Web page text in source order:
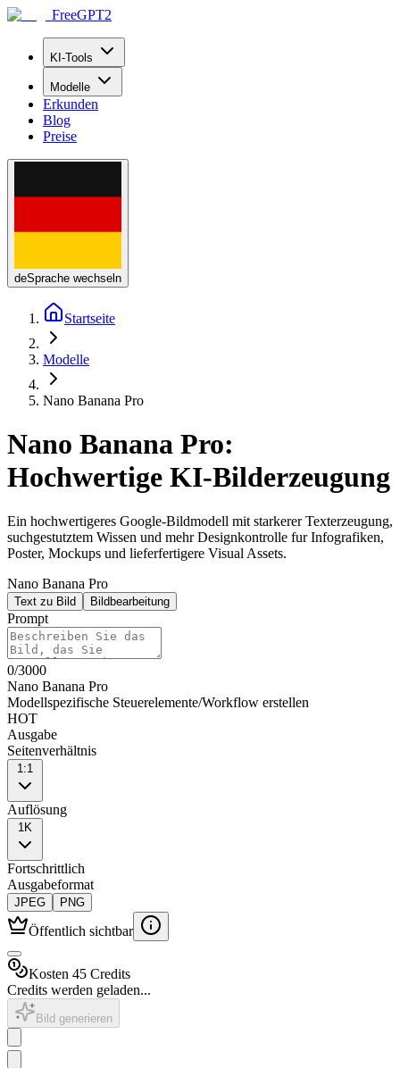
FreeGPT2
KI-Tools
Modelle
Erkunden
Blog
Preise
deSprache wechseln
Startseite
Modelle
Nano Banana Pro
Nano Banana Pro:
Hochwertige KI-Bilderzeugung
Ein hochwertigeres Google-Bildmodell mit starkerer Texterzeugung,
suchgestutztem Wissen und mehr Designkontrolle fur Infografiken,
Poster, Mockups und lieferfertigere Visual Assets.
Nano Banana Pro
Text zu Bild Bildbearbeitung
Prompt
0/3000
Nano Banana Pro
Modellspezifische Steuerelemente/Workflow erstellen
HOT
Ausgabe
Seitenverhältnis
1:1
Auflösung
1K
Fortschrittlich
Ausgabeformat
JPEG PNG
Öffentlich sichtbar
Kosten 45 Credits
Credits werden geladen...
Bild generieren